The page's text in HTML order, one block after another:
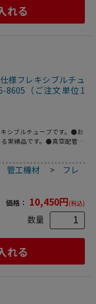
れる
様フレキシブルチュ
（ご注文単位1
シブルチューブです。●お
実績品です。●真空配管
サイズ：NW25●適合流
-196～150℃(シール材の
ク試験：1.33×10[[の-10
：ステンレス
レス(SUS316L)
管工機材 > フレ
価格： 10,450円(税込)
数量
れる